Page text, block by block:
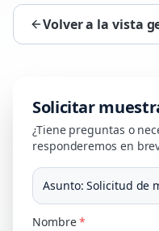
Volver a la vista
Solicitar
¿Tiene preguntas o
responderemos en
Asunto:Solicitud de
Nombre *